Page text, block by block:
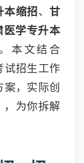
本缩招、甘
医学专升本
本文结合
试招生工作
案，实际创
，为你拆解